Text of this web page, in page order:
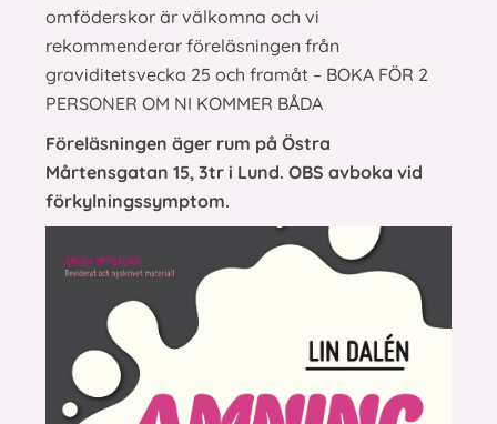
omföderskor är välkomna och vi
rekommenderar föreläsningen från
graviditetsvecka 25 och framåt – BOKA FÖR 2
PERSONER OM NI KOMMER BÅDA
Föreläsningen äger rum på Östra
Mårtensgatan 15, 3tr i Lund. OBS avboka vid
förkylningssymptom.